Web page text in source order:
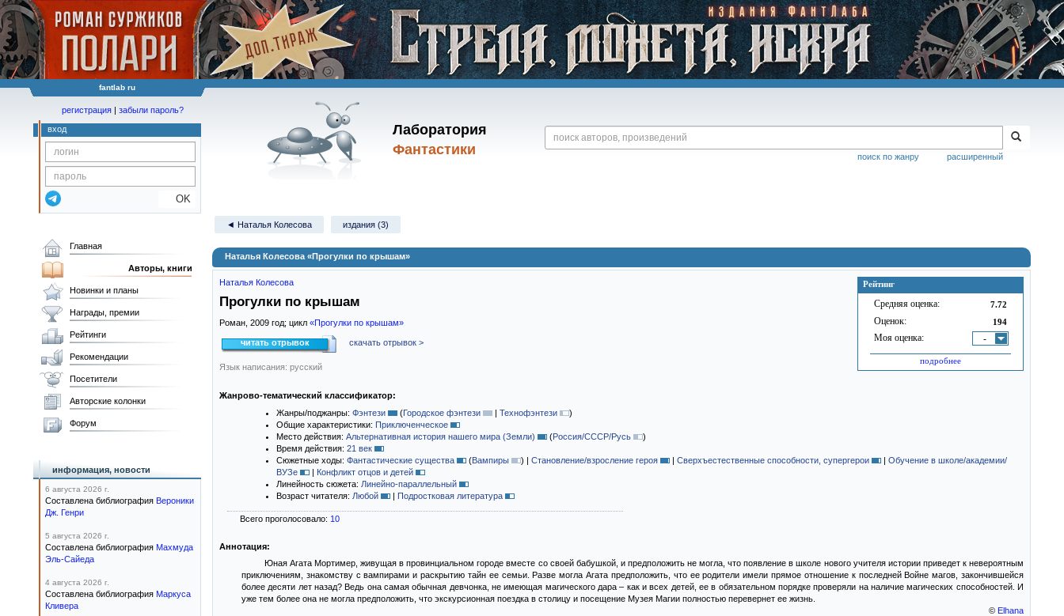
fantlab ru
Лаборатория
Фантастики
расширенный
поиск по жанру
регистрация | забыли пароль?
вход
OK
◄ Наталья Колесова издания (3)
Наталья Колесова «Прогулки по крышам»
Рейтинг
Средняя оценка: 7.72
Оценок: 194
Моя оценка: -
подробнее
Наталья Колесова
Прогулки по крышам
Роман, 2009 год; цикл «Прогулки по крышам»
читать отрывок скачать отрывок >
Язык написания: русский
Жанрово-тематический классификатор:
Жанры/поджанры: Фэнтези (Городское фэнтези | Технофэнтези
)
Общие характеристики: Приключенческое
Место действия: Альтернативная история нашего мира (Земли) (Россия/СССР/Русь
)
Время действия: 21 век
Сюжетные ходы: Фантастические существа (Вампиры ) | Становление/взросление героя | Сверхъестественные способности, супергерои | Обучение в школе/академии/
ВУЗе
| Конфликт отцов и детей
Линейность сюжета: Линейно-параллельный
Возраст читателя: Любой | Подростковая литература
Всего проголосовало: 10
Аннотация:
Юная Агата Мортимер, живущая в провинциальном городе вместе со своей бабушкой, и предположить не могла, что появление в школе нового учителя истории приведет к невероятным
приключениям, знакомству с вампирами и раскрытию тайн ее семьи. Разве могла Агата предположить, что ее родители имели прямое отношение к последней Войне магов, закончившейся
более десяти лет назад? Ведь она самая обычная девчонка, не имеющая магического дара – как и всех детей, ее в обязательном порядке проверяли на наличие магических способностей. И
уже тем более она не могла предположить, что экскурсионная поездка в столицу и посещение Музея Магии полностью перевернет ее жизнь.
© Elhana
Главная
Авторы, книги
Новинки и планы
Награды, премии
Рейтинги
Рекомендации
Посетители
Авторские колонки
Форум
информация, новости
6 августа 2026 г.
Составлена библиография Вероники
Дж. Генри
5 августа 2026 г.
Составлена библиография Махмуда
Эль-Сайеда
4 августа 2026 г.
Составлена библиография Маркуса
Кливера